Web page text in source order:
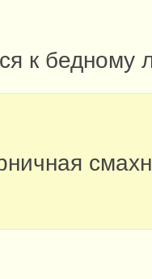
к бедному